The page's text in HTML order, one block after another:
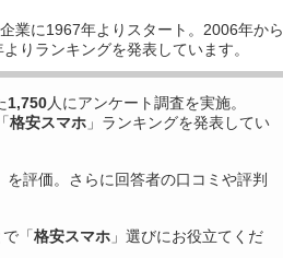
業に1967年よりスタート。2006年から
りランキングを発表しています。
1,750人にアンケート調査を実施。
格安スマホ 」ランキングを発表してい
を評価。さらに回答者の口コミや評判
「格安スマホ 」選びにお役立てくだ